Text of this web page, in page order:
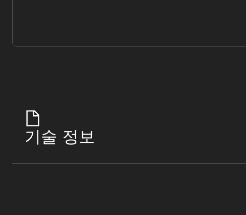
기술 정보